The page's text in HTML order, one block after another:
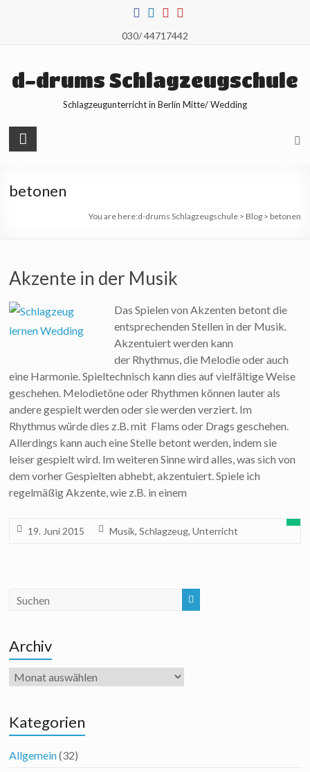
030/ 44717442
d-drums Schlagzeugschule
Schlagzeugunterricht in Berlin Mitte/ Wedding
betonen
You are here:d-drums Schlagzeugschule> Blog> betonen
Akzente in der Musik
Das Spielen von Akzenten betont die
entsprechenden Stellen in der Musik.
Akzentuiert werden kann
der Rhythmus, die Melodie oder auch
eine Harmonie. Spieltechnisch kann dies auf vielfältige Weise
geschehen. Melodietöne oder Rhythmen können lauter als
andere gespielt werden oder sie werden verziert. Im
Rhythmus würde dies z.B. mit Flams oder Drags geschehen.
Allerdings kann auch eine Stelle betont werden, indem sie
leiser gespielt wird. Im weiteren Sinne wird alles, was sich von
dem vorher Gespielten abhebt, akzentuiert. Spiele ich
regelmäßig Akzente, wie z.B. in einem
19. Juni 2015 Musik,Schlagzeug,Unterricht
Archiv
Archiv
Kategorien
Allgemein(32)